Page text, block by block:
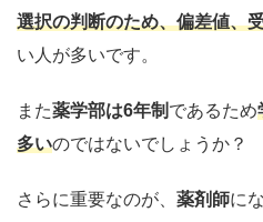
選択の判断のため、偏差値、
い人が多いです。
また薬学部は6年制 であるため
多いのではないでしょうか？
さらに重要なのが、 薬剤師に